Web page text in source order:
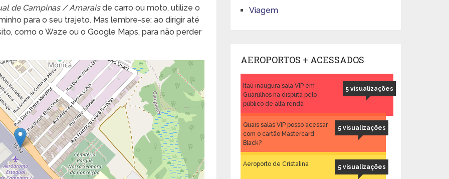
de Campinas / Amaraisde carro ou moto, utilize o
para o seu trajeto. Mas lembre-se: ao dirigir até
como o Waze ou o Google Maps, para não perder
Viagem
AEROPORTOS + ACESSADOS
5 visualizações
Itaú inaugura sala VIP em
Guarulhos na disputa pelo
público de alta renda
5 visualizações
Quais salas VIP posso acessar
com o cartão Mastercard
Black?
5 visualizações
Aeroporto de Cristalina